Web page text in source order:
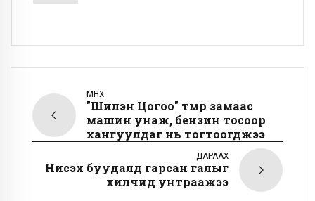
ӨМНӨХ
"Шилэн Цогоо" төмөр замаас
машин унаж, бензин тосоор
хангуулдаг нь тогтоогджээ
ДАРААХ
Нисэх буудалд гарсан галыг
хилчид унтраажээ